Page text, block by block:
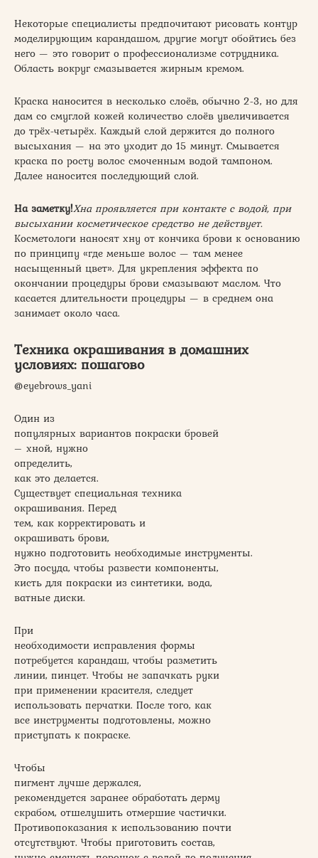
Некоторые специалисты предпочитают рисовать контур
моделирующим карандашом, другие могут обойтись без
него — это говорит о профессионализме сотрудника.
Область вокруг смазывается жирным кремом.
Краска наносится в несколько слоёв, обычно 2-3, но для
дам со смуглой кожей количество слоёв увеличивается
до трёх-четырёх. Каждый слой держится до полного
высыхания — на это уходит до 15 минут. Смывается
краска по росту волос смоченным водой тампоном.
Далее наносится последующий слой.
На заметку!Хна проявляется при контакте с водой, при
высыхании косметическое средство не действует.
Косметологи наносят хну от кончика брови к основанию
по принципу «где меньше волос — там менее
насыщенный цвет». Для укрепления эффекта по
окончании процедуры брови смазывают маслом. Что
касается длительности процедуры — в среднем она
занимает около часа.
Техника окрашивания в домашних
условиях: пошагово
@eyebrows_yani
Один из
популярных вариантов покраски бровей
– хной, нужно
определить,
как это делается.
Существует специальная техника
окрашивания. Перед
тем, как корректировать и
окрашивать брови,
нужно подготовить необходимые инструменты.
Это посуда, чтобы развести компоненты,
кисть для покраски из синтетики, вода,
ватные диски.
При
необходимости исправления формы
потребуется карандаш, чтобы разметить
линии, пинцет. Чтобы не запачкать руки
при применении красителя, следует
использовать перчатки. После того, как
все инструменты подготовлены, можно
приступать к покраске.
Чтобы
пигмент лучше держался,
рекомендуется заранее обработать дерму
скрабом, отшелушить отмершие частички.
Противопоказания к использованию почти
отсутствуют. Чтобы приготовить состав,